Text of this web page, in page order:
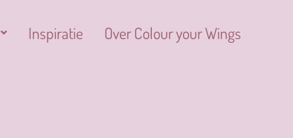
Inspiratie Over Colour your Wings